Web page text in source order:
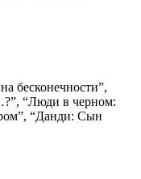
бесконечности”,
“Люди в черном:
“Данди: Сын